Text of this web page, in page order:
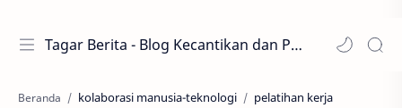
Tagar Berita - Blog Kecantikan dan Perawatan
Beranda kolaborasi manusia-teknologi pelatihan kerja